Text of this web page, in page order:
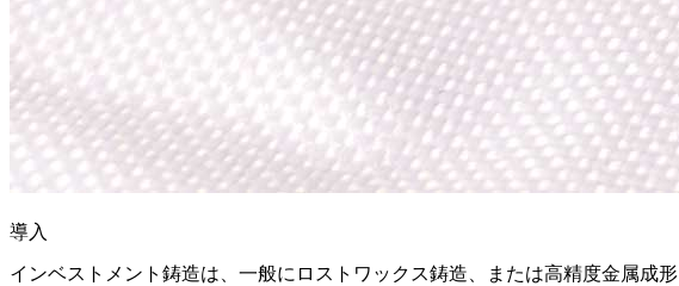
導入
インベストメント鋳造は、一般にロストワックス鋳造、または高精度金属成形